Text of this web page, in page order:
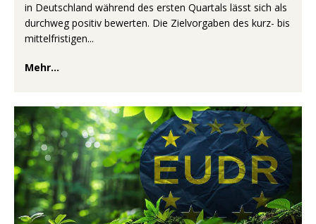
in Deutschland während des ersten Quartals lässt sich als
durchweg positiv bewerten. Die Zielvorgaben des kurz- bis
mittelfristigen...
Mehr...